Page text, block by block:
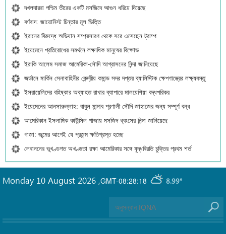
দখলদাররা পশ্চিম তীরের একটি মসজিদে আগুন ধরিয়ে দিয়েছে
বর্ণবাদ: জায়োনিস্ট চিন্তার মূল ভিত্তি
ইরানের বিরুদ্ধে অভিযান সম্প্রসারণ থেকে সরে এসেছেন ট্রাম্প
ইয়েমেনে প্রতিরোধের সমর্থনে লক্ষাধিক মানুষের বিক্ষোভ
ইরাকি আলেম সমাজ আমেরিকা-সৌদি আগ্রাসনের নিন্দা জানিয়েছে
জর্ডানে মার্কিন সেনাবাহিনীর কেন্দ্রীয় কমান্ড সদর দপ্তর ব্যালিস্টিক ক্ষেপণাস্ত্রের লক্ষ্যবস্তু
ইসরায়েলিদের বহিষ্কার অব্যাহত রাখার ব্যাপারে মালয়েশিয়া বদ্ধপরিকর
ইয়েমেনের আনসারুল্লাহ: বাবুল মান্দাব প্রণালী সৌদি জাহাজের জন্য সম্পূর্ণ বন্ধ
আমেরিকান ইসলামিক কাউন্সিল গাজায় মসজিদ ধ্বংসের নিন্দা জানিয়েছে
গাজা: জন্মের আগেই যে প্রজন্ম ক্ষতিগ্রস্ত হচ্ছে
লেবাননের ভূখণ্ডগত অখণ্ডতা রক্ষা আমেরিকার সঙ্গে যুদ্ধবিরতি চুক্তির প্রথম শর্ত
GMT-08:28:18 8.99°
Monday 10 August 2026 ,